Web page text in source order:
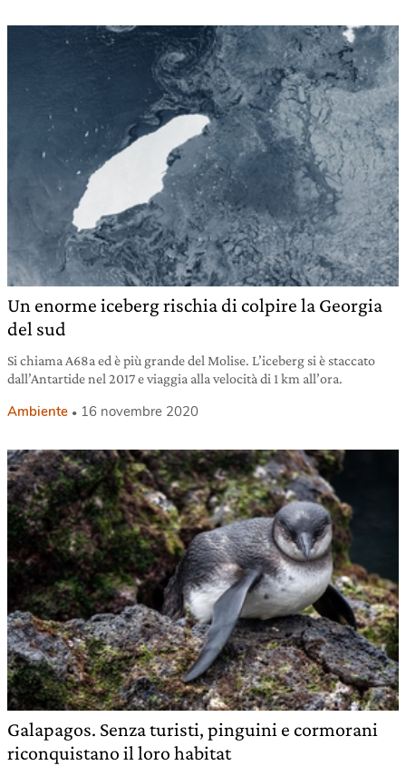
Un enorme iceberg rischia di colpire la Georgia
del sud
Si chiama A68a ed è più grande del Molise. L’iceberg si è staccato
dall’Antartide nel 2017 e viaggia alla velocità di 1 km all’ora.
Ambiente 16 novembre 2020
Galapagos. Senza turisti, pinguini e cormorani
riconquistano il loro habitat